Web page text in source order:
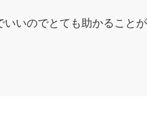
いのでとても助かること